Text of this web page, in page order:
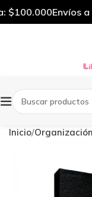
Inicio
$100.000Envíos a